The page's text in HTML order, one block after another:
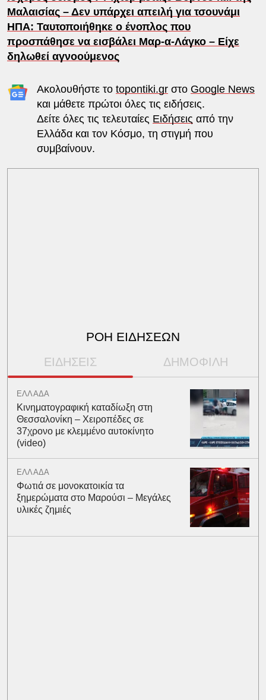
Μαλαισίας – Δεν υπάρχει απειλή για τσουνάμι
ΗΠΑ: Ταυτοποιήθηκε ο ένοπλος που
προσπάθησε να εισβάλει Μαρ-α-Λάγκο – Είχε
δηλωθεί αγνοούμενος
Ακολουθήστε το topontiki.grστο Google News
και μάθετε πρώτοι όλες τις ειδήσεις.
Δείτε όλες τις τελευταίες Ειδήσεις από την
Ελλάδα και τον Κόσμο, τη στιγμή που
συμβαίνουν.
ΡΟΗ ΕΙΔΗΣΕΩΝ
ΕΙΔΗΣΕΙΣ ΔΗΜΟΦΙΛΗ
ΕΛΛΑΔΑ
Κινηματογραφική καταδίωξη στη
Θεσσαλονίκη – Χειροπέδες σε
37χρονο με κλεμμένο αυτοκίνητο
(video)
ΕΛΛΑΔΑ
Φωτιά σε μονοκατοικία τα
ξημερώματα στο Μαρούσι – Μεγάλες
υλικές ζημιές